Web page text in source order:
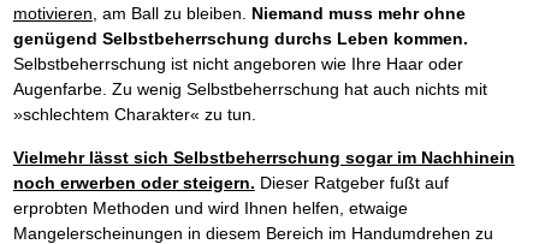
motivieren, am Ball zu bleiben. Niemand muss mehr ohne
genügend Selbstbeherrschung durchs Leben kommen.
Selbstbeherrschung ist nicht angeboren wie Ihre Haar oder
Augenfarbe. Zu wenig Selbstbeherrschung hat auch nichts mit
»schlechtem Charakter« zu tun.
Vielmehr lässt sich Selbstbeherrschung sogar im Nachhinein
noch erwerben oder steigern. Dieser Ratgeber fußt auf
erprobten Methoden und wird Ihnen helfen, etwaige
Mangelerscheinungen in diesem Bereich im Handumdrehen zu